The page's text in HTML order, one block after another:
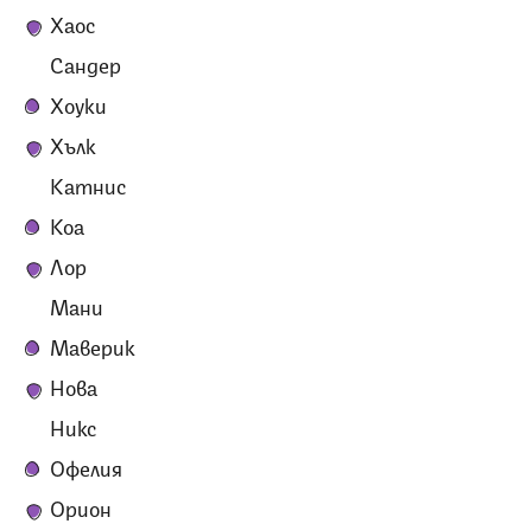
Хаос
Сандер
Хоуки
Хълк
Катнис
Коа
Лор
Мани
Маверик
Нова
Никс
Офелия
Орион